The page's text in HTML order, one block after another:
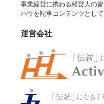
事業経営に携わる経営人の
ハウを記事コンテンツとし
運営会社